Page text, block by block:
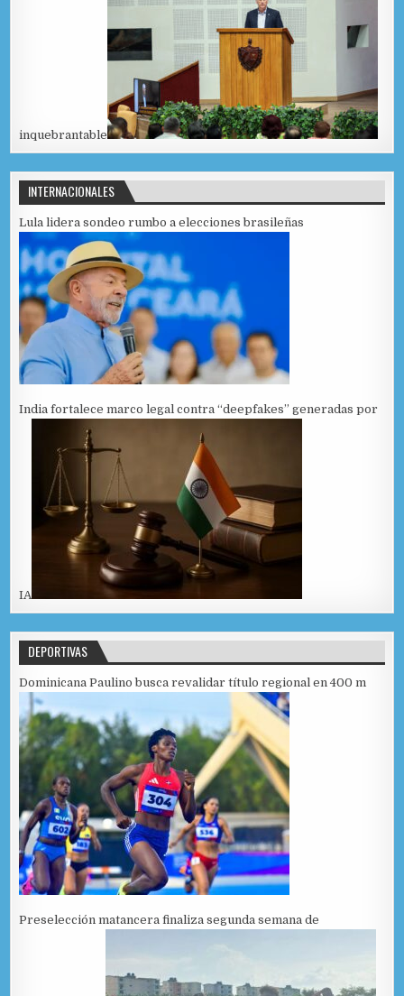
inquebrantable
INTERNACIONALES
Lula lidera sondeo rumbo a elecciones brasileñas
India fortalece marco legal contra “deepfakes” generadas por
IA
DEPORTIVAS
Dominicana Paulino busca revalidar título regional en 400 m
Preselección matancera finaliza segunda semana de